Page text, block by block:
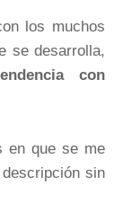
los muchos
se desarrolla,
con
en que se me
sin